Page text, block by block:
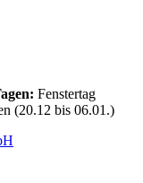
Fenstertag
(20.12 bis 06.01.)